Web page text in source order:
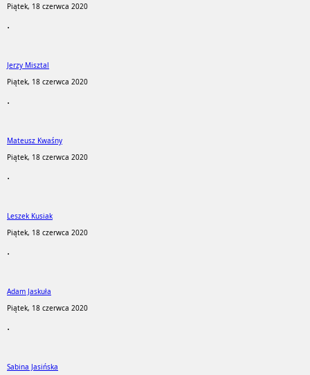
Piątek, 18 czerwca 2020
.
Jerzy Misztal
Piątek, 18 czerwca 2020
.
Mateusz Kwaśny
Piątek, 18 czerwca 2020
.
Leszek Kusiak
Piątek, 18 czerwca 2020
.
Adam Jaskuła
Piątek, 18 czerwca 2020
.
Sabina Jasińska